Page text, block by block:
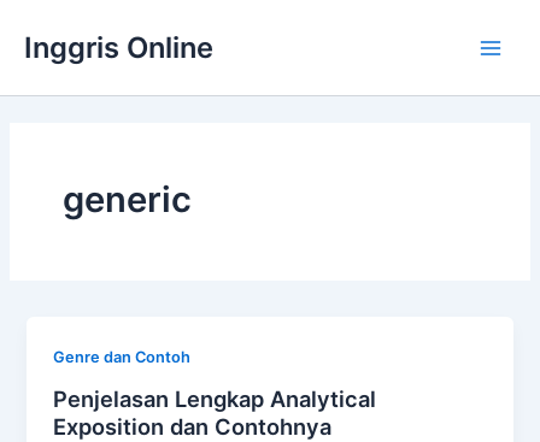
konten
Inggris Online
generic
Genre dan Contoh
Penjelasan Lengkap Analytical
Exposition dan Contohnya